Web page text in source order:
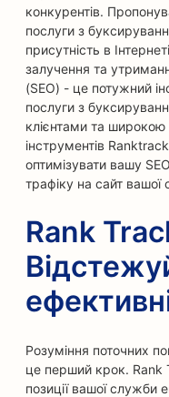
конкурентів.
послуги з
присутність в
залучення та
(SEO) - це потужний
послуги з
клієнтами та широкою
інструментів
оптимізувати вашу
трафіку на сайт вашої
Rank
Розуміння поточних
це перший крок. Rank
позиції вашої служби